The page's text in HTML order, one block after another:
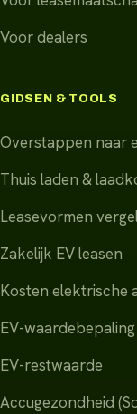
Voor dealers
GIDSEN & TOOLS
Overstappen naar
Thuis laden &
Leasevormen
Zakelijk EV leasen
Kosten elektrische
EV-waardebepaling
EV-restwaarde
Accugezondheid